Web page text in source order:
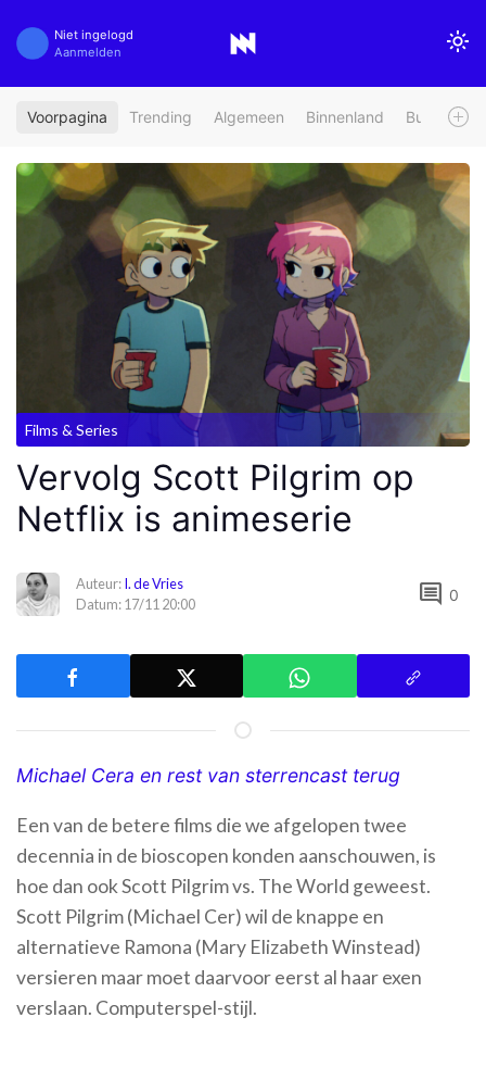
Niet ingelogd
Aanmelden
Voorpagina Trending Algemeen Binnenland Buitenland
Films & Series
Vervolg Scott Pilgrim op
Netflix is animeserie
Auteur:I. de Vries
Datum: 17/11 20:00
comment 0
Michael Cera en rest van sterrencast terug
Een van de betere films die we afgelopen twee
decennia in de bioscopen konden aanschouwen, is
hoe dan ook Scott Pilgrim vs. The World geweest.
Scott Pilgrim (Michael Cer) wil de knappe en
alternatieve Ramona (Mary Elizabeth Winstead)
versieren maar moet daarvoor eerst al haar exen
verslaan. Computerspel-stijl.